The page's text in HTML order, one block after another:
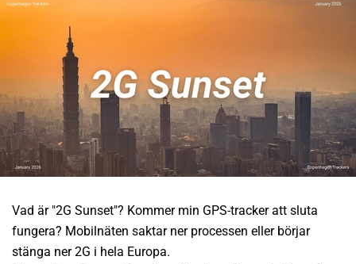
Vad är "2G Sunset"? Kommer min GPS-tracker att sluta
fungera? Mobilnäten saktar ner processen eller börjar
stänga ner 2G i hela Europa.